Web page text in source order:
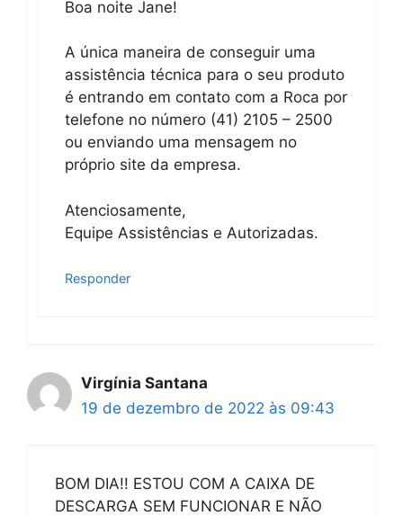
Boa noite Jane!
A única maneira de conseguir uma
assistência técnica para o seu produto
é entrando em contato com a Roca por
telefone no número (41) 2105 – 2500
ou enviando uma mensagem no
próprio site da empresa.
Atenciosamente,
Equipe Assistências e Autorizadas.
Responder
Virgínia Santana
19 de dezembro de 2022 às 09:43
BOM DIA!! ESTOU COM A CAIXA DE
DESCARGA SEM FUNCIONAR E NÃO